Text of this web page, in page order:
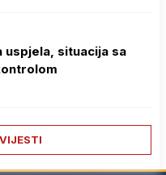
uspjela, situacija sa